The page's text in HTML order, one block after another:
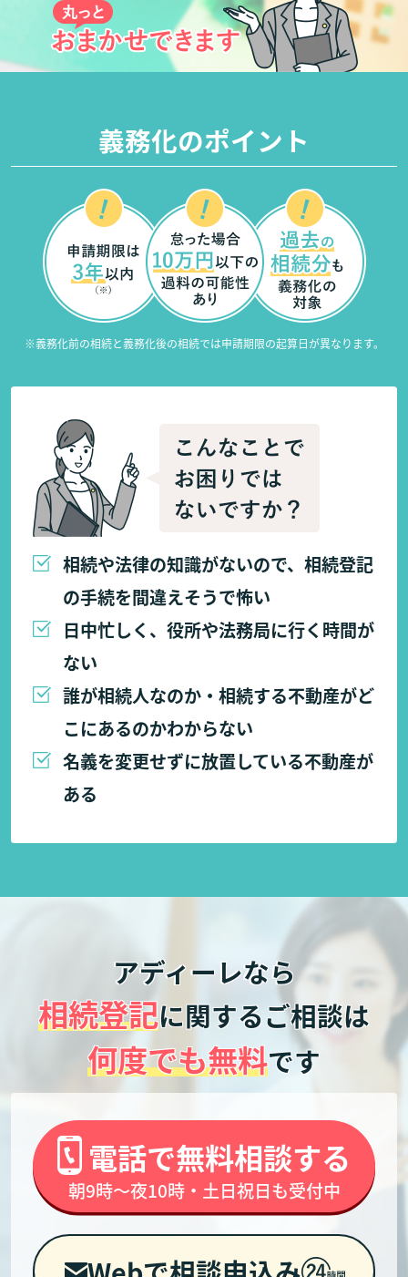
義務化のポイント
※義務化前の相続と義務化後の相続では申請期限の起算日が異なります。
相続や法律の知識がないので、相続登記
の手続を間違えそうで怖い
日中忙しく、役所や法務局に行く時間が
ない
誰が相続人なのか・相続する不動産がど
こにあるのかわからない
名義を変更せずに放置している不動産が
ある
アディーレなら
相続登記に関するご相談は
何度でも無料です
電話で無料相談する
朝9時～夜10時・土日祝日も受付中